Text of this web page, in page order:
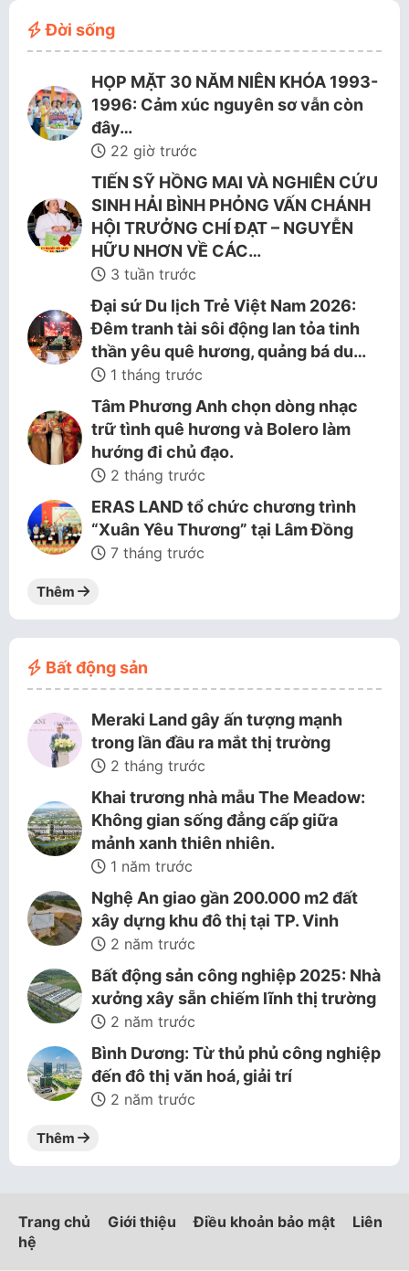
Đời sống
HỌP MẶT 30 NĂM NIÊN KHÓA 1993-
1996: Cảm xúc nguyên sơ vẫn còn
đây…
22 giờ trước
TIẾN SỸ HỒNG MAI VÀ NGHIÊN CỨU
SINH HẢI BÌNH PHỎNG VẤN CHÁNH
HỘI TRƯỞNG CHÍ ĐẠT – NGUYỄN
HỮU NHƠN VỀ CÁC…
3 tuần trước
Đại sứ Du lịch Trẻ Việt Nam 2026:
Đêm tranh tài sôi động lan tỏa tinh
thần yêu quê hương, quảng bá du…
1 tháng trước
Tâm Phương Anh chọn dòng nhạc
trữ tình quê hương và Bolero làm
hướng đi chủ đạo.
2 tháng trước
ERAS LAND tổ chức chương trình
“Xuân Yêu Thương” tại Lâm Đồng
7 tháng trước
Thêm
Bất động sản
Meraki Land gây ấn tượng mạnh
trong lần đầu ra mắt thị trường
2 tháng trước
Khai trương nhà mẫu The Meadow:
Không gian sống đẳng cấp giữa
mảnh xanh thiên nhiên.
1 năm trước
Nghệ An giao gần 200.000 m2 đất
xây dựng khu đô thị tại TP. Vinh
2 năm trước
Bất động sản công nghiệp 2025: Nhà
xưởng xây sẵn chiếm lĩnh thị trường
2 năm trước
Bình Dương: Từ thủ phủ công nghiệp
đến đô thị văn hoá, giải trí
2 năm trước
Thêm
Trang chủ Giới thiệu Điều khoản bảo mật
Liên
hệ